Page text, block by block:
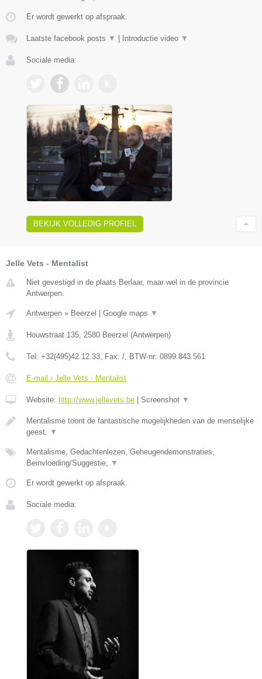
Er wordt gewerkt op afspraak.
Laatste facebook posts ▼ | Introductie video ▼
Sociale media:
BEKIJK VOLLEDIG PROFIEL
Jelle Vets - Mentalist
Niet gevestigd in de plaats Berlaar, maar wel in de provincie
Antwerpen.
Antwerpen » Beerzel Google maps ▼
Houwstraat 135, 2580 Beerzel (Antwerpen)
Tel: +32(495)42.12.33, Fax: /, BTW-nr: 0899.843.561
E-mail › Jelle Vets - Mentalist
Website: http://www.jellevets.be Screenshot ▼
Mentalisme toont de fantastische mogelijkheden van de menselijke
geest. ▼
Mentalisme, Gedachtenlezen, Geheugendemonstraties,
Beinvloeding/Suggestie, ▼
Er wordt gewerkt op afspraak.
Sociale media: